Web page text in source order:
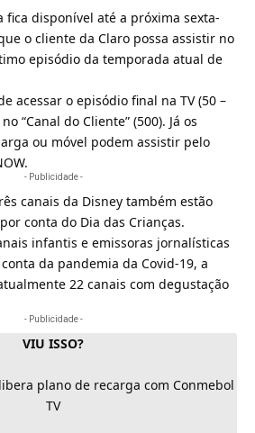
disponível até a próxima sexta-
o cliente da Claro possa assistir no
episódio da temporada atual de
acessar o episódio final na TV (50 –
“Canal do Cliente” (500). Já os
ou móvel podem assistir pelo
- Publicidade -
canais da Disney também estão
conta do Dia das Crianças.
infantis e emissoras jornalísticas
da pandemia da Covid-19, a
22 canais com degustação
- Publicidade -
VIU ISSO?
plano de recarga com Conmebol
TV